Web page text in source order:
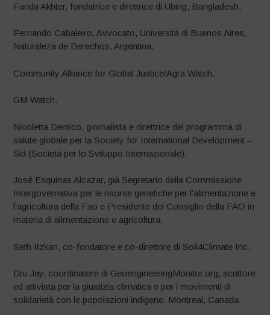
Farida Akhter, fondatrice e direttrice di Ubing, Bangladesh.
Fernando Cabaleiro, Avvocato, Università di Buenos Aires,
Naturaleza de Derechos, Argentina.
Community Alliance for Global Justice/Agra Watch.
GM Watch.
Nicoletta Dentico, giornalista e direttrice del programma di
salute globale per la Society for International Development –
Sid (Società per lo Sviluppo Internazionale).
José Esquinas Alcazar, già Segretario della Commissione
Intergovernativa per le risorse genetiche per l’alimentazione e
l’agricoltura della Fao e Presidente del Consiglio della FAO in
materia di alimentazione e agricoltura.
Seth Itzkan, co-fondatore e co-direttore di Soil4Climate Inc.
Dru Jay, coordinatore di GeoengineeringMonitor.org, scrittore
ed attivista per la giustizia climatica e per i movimenti di
solidarietà con le popolazioni indigene. Montreal, Canada.